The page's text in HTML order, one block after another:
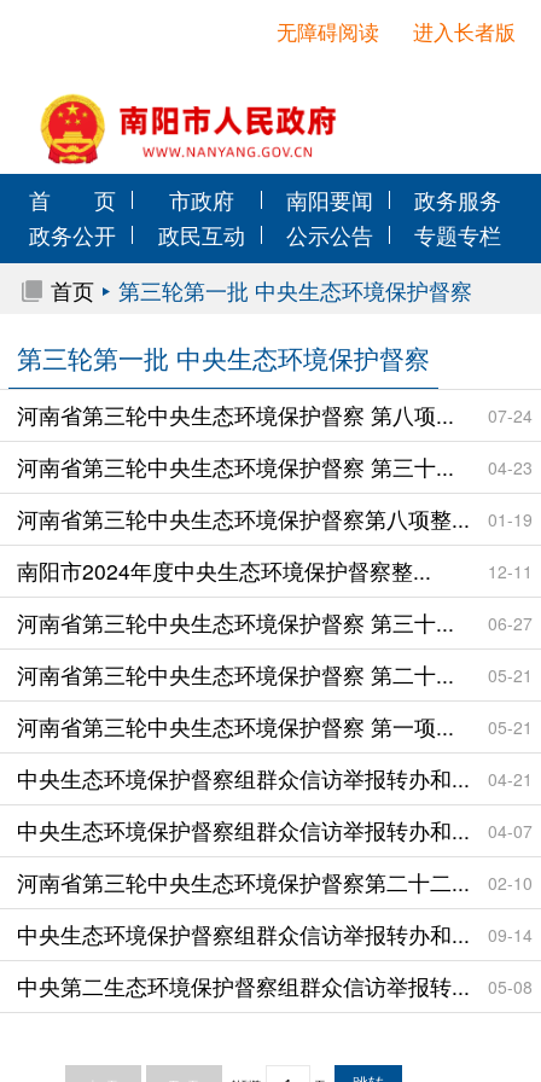
进入长者版
无障碍阅读
首 页 市政府 南阳要闻
政务服务
政务公开
政民互动 公示公告
专题专栏
首页
第三轮第一批 中央生态环境保护督察
第三轮第一批 中央生态环境保护督察
河南省第三轮中央生态环境保护督察 第八项... 07-24
河南省第三轮中央生态环境保护督察 第三十... 04-23
河南省第三轮中央生态环境保护督察第八项整... 01-19
南阳市2024年度中央生态环境保护督察整... 12-11
河南省第三轮中央生态环境保护督察 第三十... 06-27
河南省第三轮中央生态环境保护督察 第二十... 05-21
河南省第三轮中央生态环境保护督察 第一项... 05-21
中央生态环境保护督察组群众信访举报转办和... 04-21
中央生态环境保护督察组群众信访举报转办和... 04-07
河南省第三轮中央生态环境保护督察第二十二... 02-10
中央生态环境保护督察组群众信访举报转办和... 09-14
中央第二生态环境保护督察组群众信访举报转... 05-08